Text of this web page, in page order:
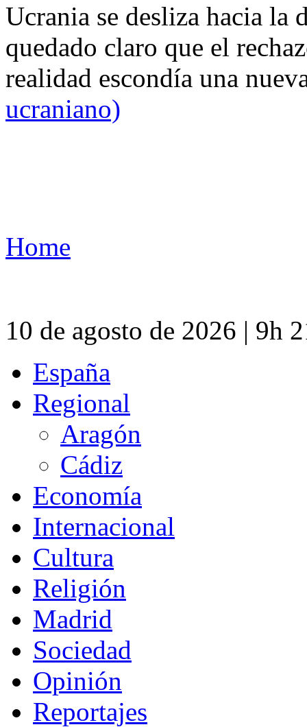
Ucrania se desliza hacia
quedado claro que el
realidad escondía una
ucraniano)
Home
10 de agosto de 2026 | 9h
España
Regional
Aragón
Cádiz
Economía
Internacional
Cultura
Religión
Madrid
Sociedad
Opinión
Reportajes